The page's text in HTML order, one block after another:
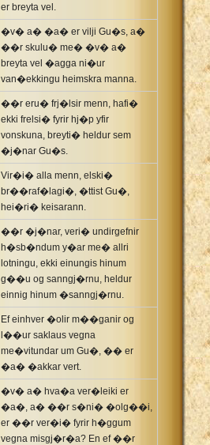
er breyta vel.
�v� a� �a� er vilji Gu�s, a�
��r skulu� me� �v� a�
breyta vel �agga ni�ur
van�ekkingu heimskra manna.
��r eru� frj�lsir menn, hafi�
ekki frelsi� fyrir hj�p yfir
vonskuna, breyti� heldur sem
�j�nar Gu�s.
Vir�i� alla menn, elski�
br��raf�lagi�, �ttist Gu�,
hei�ri� keisarann.
��r �j�nar, veri� undirgefnir
h�sb�ndum y�ar me� allri
lotningu, ekki einungis hinum
g��u og sanngj�rnu, heldur
einnig hinum �sanngj�rnu.
Ef einhver �olir m��ganir og
l��ur saklaus vegna
me�vitundar um Gu�, �� er
�a� �akkar vert.
�v� a� hva�a ver�leiki er
�a�, a� ��r s�ni� �olg��i,
er ��r ver�i� fyrir h�ggum
vegna misgj�r�a? En ef ��r